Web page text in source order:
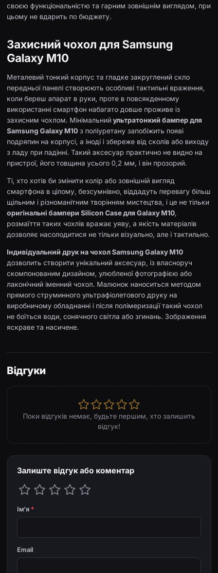
своєю функціональністю та гарним зовнішнім виглядом, при
цьому не вдарить по бюджету.
Захисний чохол для Samsung
Galaxy M10
Металевий тонкий корпус та гладке закруглений скло
передньої панелі створюють особливі тактильні враження,
коли береш апарат в руки, проте в повсякденному
використанні смартфон набагато довше проживе із
захисним чохлом. Мінімальнийультратонкий бампер для
Samsung Galaxy M10 з поліуретану запобіжить появі
подряпин на корпусі, а іноді і збереже від сколів або виходу
з ладу при падінні. Такий аксесуар практично не видно на
пристрої, його товщина усього 0,2 мм, і він прозорий.
Ті, хто хотів би змінити колір або зовнішній вигляд
смартфона в цілому, безсумнівно, віддадуть перевагу більш
щільним і різноманітним творінням мистецтва, і це не тільки
оригінальні бампери Silicon Case для Galaxy M10,
розмаїття таких чохлів вражає уяву, а якість матеріалів
дозволяє насолодитися не тільки візуально, але і тактильно.
Індивідуальний друк на чохол Samsung Galaxy M10
дозволить створити унікальний аксесуар, із власноруч
скомпонованим дизайном, улюбленої фотографією або
лаконічний іменний чохол. Малюнок наноситься методом
прямого струминного ультрафіолетового друку на
виробничому обладнанні і після полімеризації такий чохол
не боїться води, сонячного світла або згинань. Зображення
яскраве та насичене.
Відгуки
Поки відгуків немає, будьте першим, хто залишить
відгук!
Залиште відгук або коментар
Ім'я *
Email